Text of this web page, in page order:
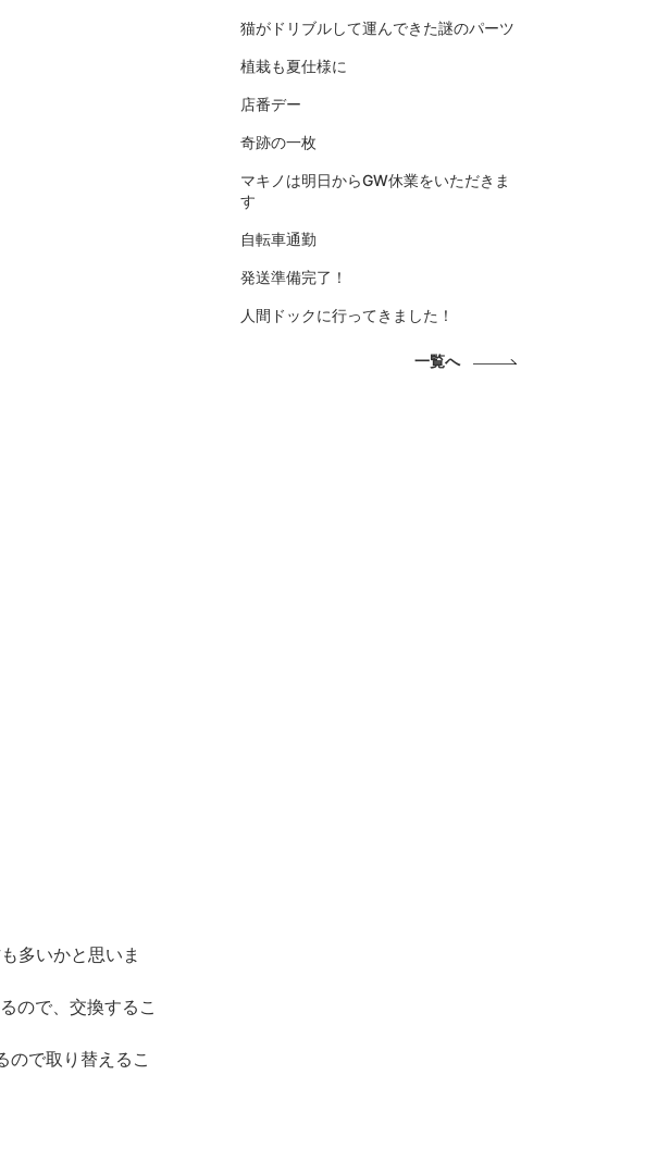
多いかと思いま
ので、交換するこ
ので取り替えるこ
猫がドリブルして運んできた謎のパーツ
植栽も夏仕様に
店番デー
奇跡の一枚
マキノは明日からGW休業をいただきま
す
自転車通勤
発送準備完了！
人間ドックに行ってきました！
一覧へ